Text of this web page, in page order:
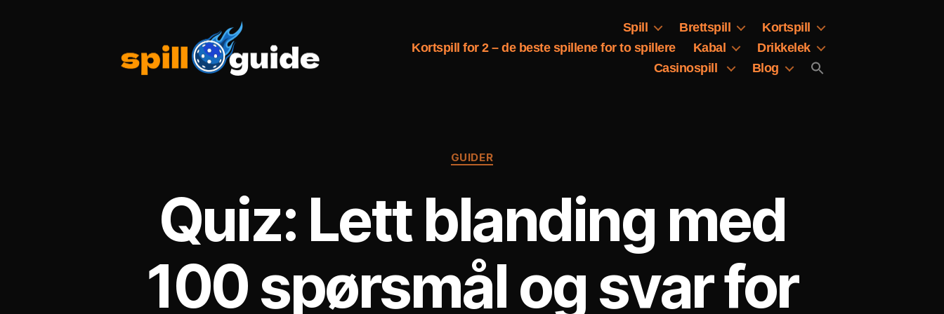
Spill Brettspill
Kortspill
Kortspill for 2 – de beste spillene for to spillere
Kabal
Drikkelek
Casinospill
Blog
Kategorier
GUIDER
Quiz: Lett blanding med
100 spørsmål og svar for